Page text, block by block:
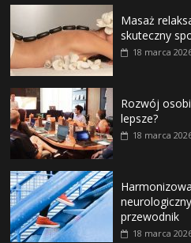
Masaż
skuteczny
18 marca
Rozwój
lepsze?
18 marca
przewodnik
18 marca